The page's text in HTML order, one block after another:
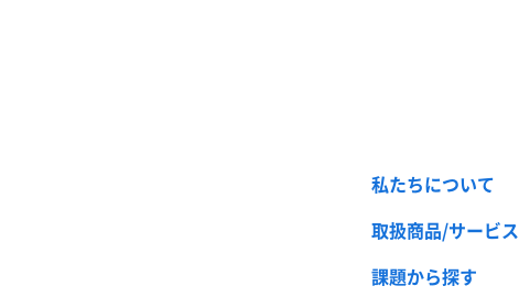
私たちについて
取扱商品/サービス
課題から探す